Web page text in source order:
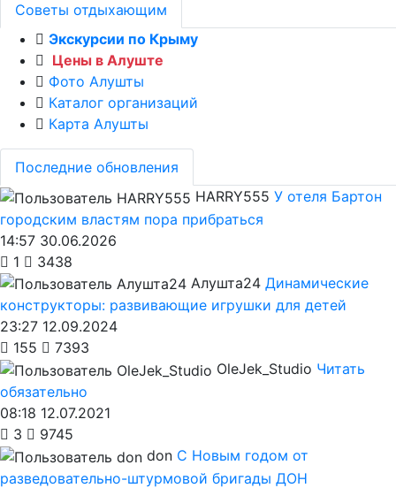
Советы отдыхающим
Экскурсии по Крыму
Цены в Алуште
Фото Алушты
Каталог организаций
Карта Алушты
Последние обновления
HARRY555 У отеля Бартон
городским властям пора прибраться
14:57 30.06.2026
1
3438
Алушта24 Динамические
конструкторы: развивающие игрушки для детей
23:27 12.09.2024
155
7393
OleJek_Studio Читать
обязательно
08:18 12.07.2021
3
9745
don С Новым годом от
разведовательно-штурмовой бригады ДОН